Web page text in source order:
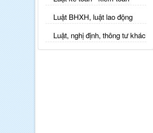
Luật BHXH, luật lao động
Luật, nghị định, thông tư khác